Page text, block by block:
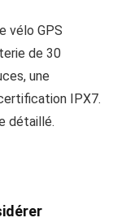
vélo GPS
de 30
une
IPX7.
détaillé.